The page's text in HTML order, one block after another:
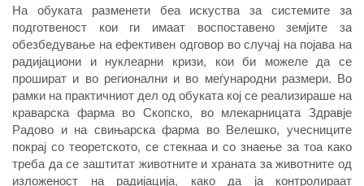
На обуката разменети беа искуства за системите за
подготвеност кои ги имаат воспоставено земјите за
обезбедување на ефективен одговор во случај на појава на
радијациони и нуклеарни кризи, кои би можеле да се
прошират и во регионални и во меѓународни размери. Во
рамки на практичниот дел од обуката кој се реализираше на
краварска фарма во Скопско, во млекарницата Здравје
Радово и на свињарска фарма во Велешко, учесниците
покрај со теоретското, се стекнаа и со знаење за тоа како
треба да се заштитат животните и храната за животните од
изложеност на радијација, како да ја контролираат